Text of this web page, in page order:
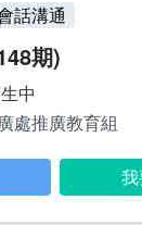
話溝通
期)
中
處推廣教育組